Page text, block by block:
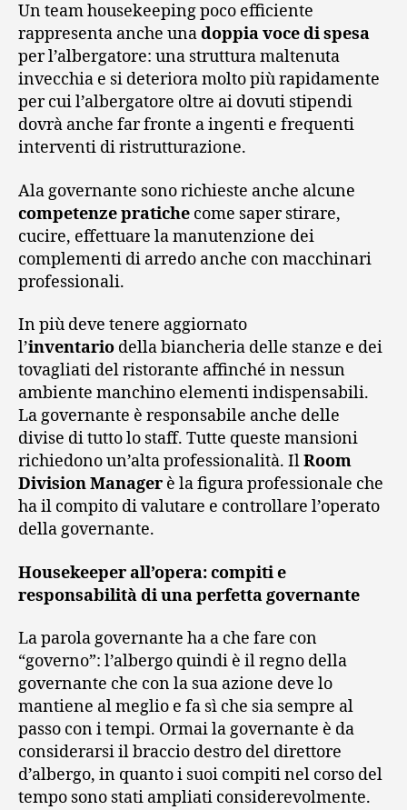
Un team housekeeping poco efficiente
rappresenta anche unadoppia voce di spesa
per l’albergatore: una struttura maltenuta
invecchia e si deteriora molto più rapidamente
per cui l’albergatore oltre ai dovuti stipendi
dovrà anche far fronte a ingenti e frequenti
interventi di ristrutturazione.
Ala governante sono richieste anche alcune
competenze pratiche come saper stirare,
cucire, effettuare la manutenzione dei
complementi di arredo anche con macchinari
professionali.
In più deve tenere aggiornato
l’inventario della biancheria delle stanze e dei
tovagliati del ristorante affinché in nessun
ambiente manchino elementi indispensabili.
La governante è responsabile anche delle
divise di tutto lo staff. Tutte queste mansioni
richiedono un’alta professionalità. IlRoom
Division Manager è la figura professionale che
ha il compito di valutare e controllare l’operato
della governante.
Housekeeper all’opera: compiti e
responsabilità di una perfetta governante
La parola governante ha a che fare con
“governo”: l’albergo quindi è il regno della
governante che con la sua azione deve lo
mantiene al meglio e fa sì che sia sempre al
passo con i tempi. Ormai la governante è da
considerarsi il braccio destro del direttore
d’albergo, in quanto i suoi compiti nel corso del
tempo sono stati ampliati considerevolmente.